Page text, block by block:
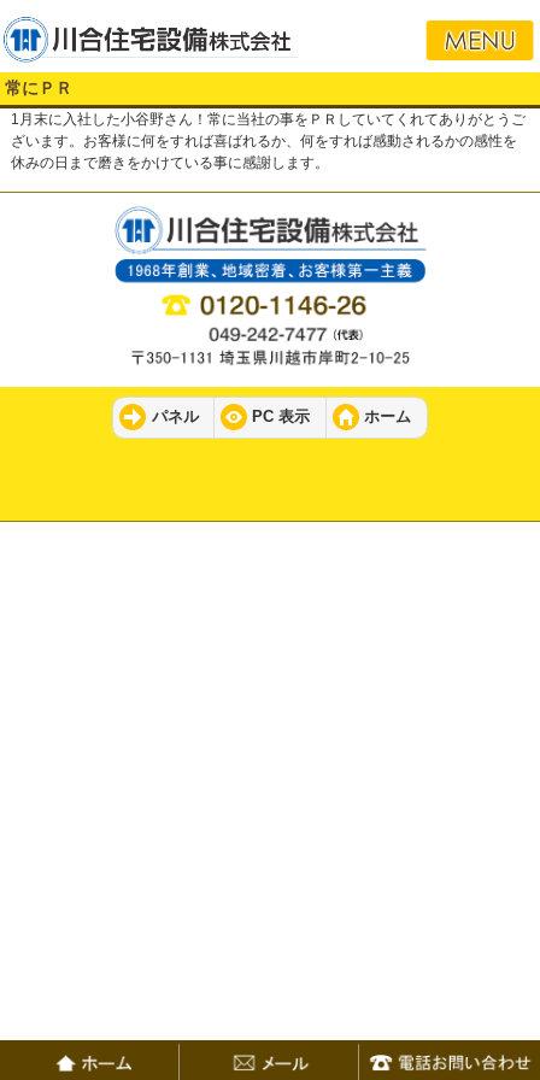
常にＰＲ
1月末に入社した小谷野さん！常に当社の事をＰＲしていてくれてありがとうご
ざいます。お客様に何をすれば喜ばれるか、何をすれば感動されるかの感性を
休みの日まで磨きをかけている事に感謝します。
パネル PC 表示 ホーム